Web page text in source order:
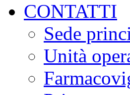
CONTATTI
Sede
Unità